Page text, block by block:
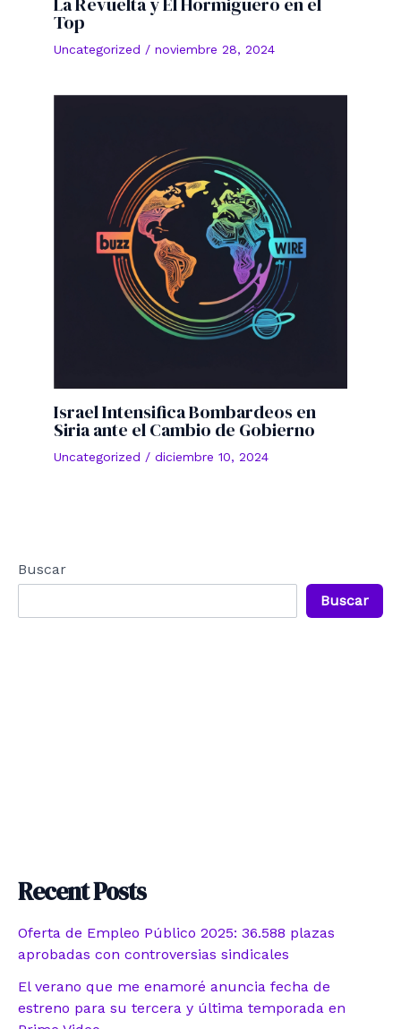
Top
Uncategorized / noviembre 28, 2024
Israel Intensifica Bombardeos en
Siria ante el Cambio de Gobierno
Uncategorized / diciembre 10, 2024
Buscar
Buscar
Recent Posts
Oferta de Empleo Público 2025: 36.588 plazas
aprobadas con controversias sindicales
El verano que me enamoré anuncia fecha de
estreno para su tercera y última temporada en